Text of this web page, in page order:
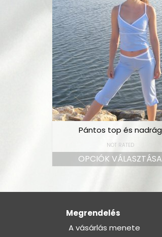
Pántos top és nadrág
NOT RATED
OPCIÓK VÁLASZTÁSA
Megrendelés
A vásárlás menete